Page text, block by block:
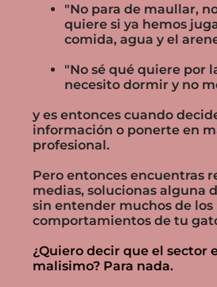
"No para de maullar,
quiere si ya hemos
comida, agua y el
"No sé qué quiere por
necesito dormir y no
y es entonces cuando
información o ponerte en
profesional.
Pero entonces encuentras
medias, solucionas alguna
sin entender muchos de los
comportamientos de tu
¿Quiero decir que el sector
malisimo? Para nada.